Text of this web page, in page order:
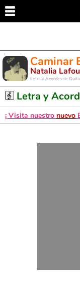
Caminar
Natalia
Letra y Acordes de
Letra y
¡ Visita nuestro nuevo